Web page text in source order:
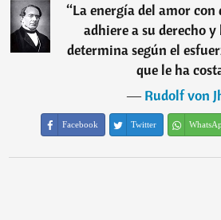
“La energía del amor con
adhiere a su derecho y
determina según el
que le ha
―Rudolf von
Facebook Twitter